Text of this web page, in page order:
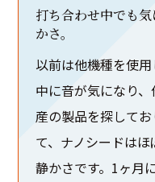
打ち合わせ中でも
かさ。
以前は他機種を使
中に音が気になり
産の製品を探して
て、ナノシードは
静かさです。1ヶ月